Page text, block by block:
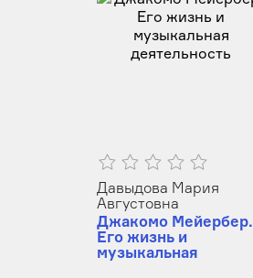
Давыдова Мария
Августовна
Джакомо Мейербер.
Его жизнь и
музыкальная